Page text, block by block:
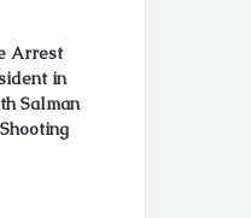
Arrest
in
Salman